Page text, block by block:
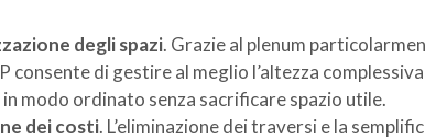
degli spazi. Grazie al plenum
consente di gestire al meglio l’altezza
modo ordinato senza sacrificare spazio utile.
dei costi. L’eliminazione dei traversi e la